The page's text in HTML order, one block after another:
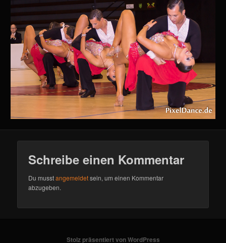
Schreibe einen Kommentar
Du musstangemeldetsein, um einen Kommentar
abzugeben.
Stolz präsentiert von WordPress